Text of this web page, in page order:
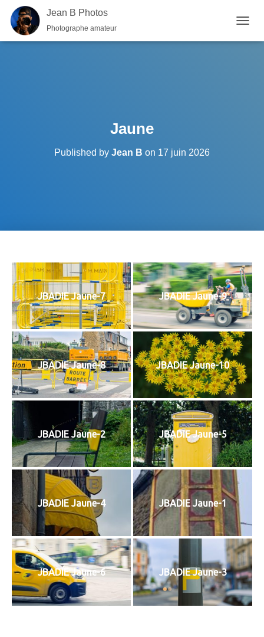
Jean B Photos
Photographe amateur
Jaune
Published by Jean B on 17 juin 2026
JBADIE Jaune-7 JBADIE Jaune-9
JBADIE Jaune-8 JBADIE Jaune-10
JBADIE Jaune-2 JBADIE Jaune-5
JBADIE Jaune-4 JBADIE Jaune-1
JBADIE Jaune-6 JBADIE Jaune-3